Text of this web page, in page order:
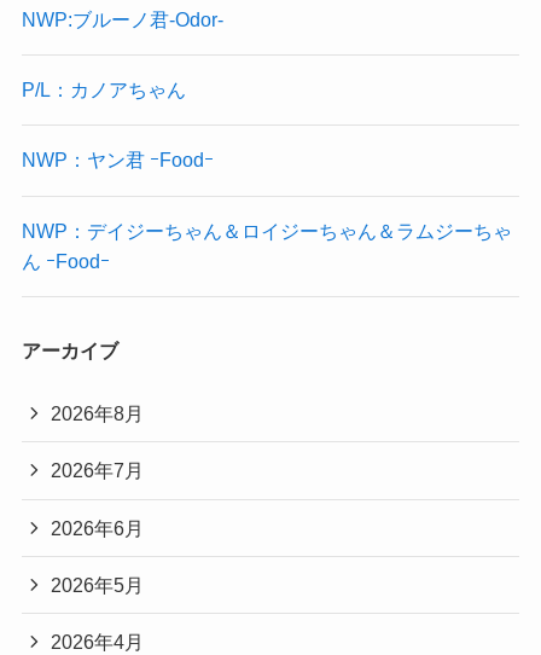
NWP:ブルーノ君-Odor-
P/L：カノアちゃん
NWP：ヤン君 ｰFoodｰ
NWP：デイジーちゃん＆ロイジーちゃん＆ラムジーちゃ
ん ｰFoodｰ
アーカイブ
2026年8月
2026年7月
2026年6月
2026年5月
2026年4月